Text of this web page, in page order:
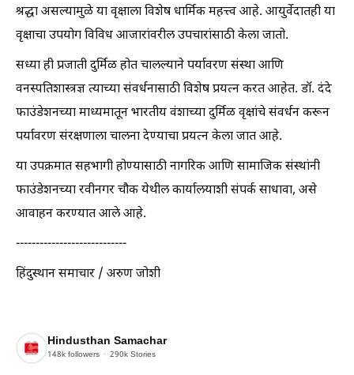
श्रद्धा असल्यामुळे या वृक्षाला विशेष धार्मिक महत्त्व आहे. आयुर्वेदातही या
वृक्षाचा उपयोग विविध आजारांवरील उपचारांसाठी केला जातो.
सध्या ही प्रजाती दुर्मिळ होत चालल्याने पर्यावरण संस्था आणि
वनस्पतिशास्त्रज्ञ त्याच्या संवर्धनासाठी विशेष प्रयत्न करत आहेत. डॉ. दंदे
फाउंडेशनच्या माध्यमातून भारतीय वंशाच्या दुर्मिळ वृक्षांचे संवर्धन करून
पर्यावरण संरक्षणाला चालना देण्याचा प्रयत्न केला जात आहे.
या उपक्रमात सहभागी होण्यासाठी नागरिक आणि सामाजिक संस्थांनी
फाउंडेशनच्या रवीनगर चौक येथील कार्यालयाशी संपर्क साधावा, असे
आवाहन करण्यात आले आहे.
----------------------------
हिंदुस्थान समाचार / अरुण जोशी
Hindusthan Samachar
148k followers 290k Stories